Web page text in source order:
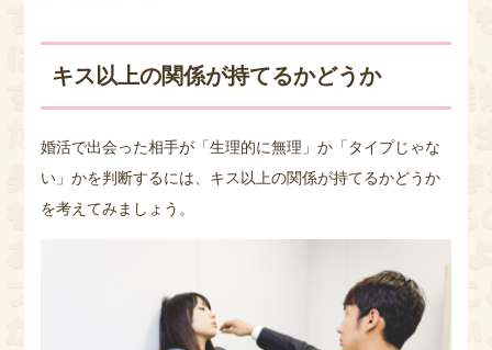
キス以上の関係が持てるかどうか
婚活で出会った相手が「生理的に無理」か「タイプじゃな
い」かを判断するには、キス以上の関係が持てるかどうか
を考えてみましょう。